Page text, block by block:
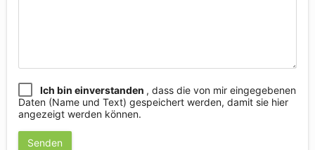
Ich bin einverstanden , dass die von mir eingegebenen
Daten (Name und Text) gespeichert werden, damit sie hier
angezeigt werden können.
Senden